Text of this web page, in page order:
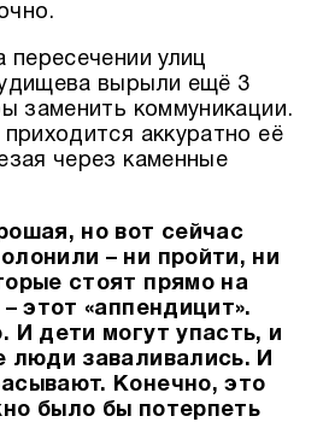
пересечении улиц
вырыли ещё 3
заменить коммуникации.
аккуратно её
через каменные
но вот сейчас
– ни пройти, ни
стоят прямо на
этот «аппендицит».
И дети могут упасть, и
люди заваливались. И
Конечно, это
было бы потерпеть